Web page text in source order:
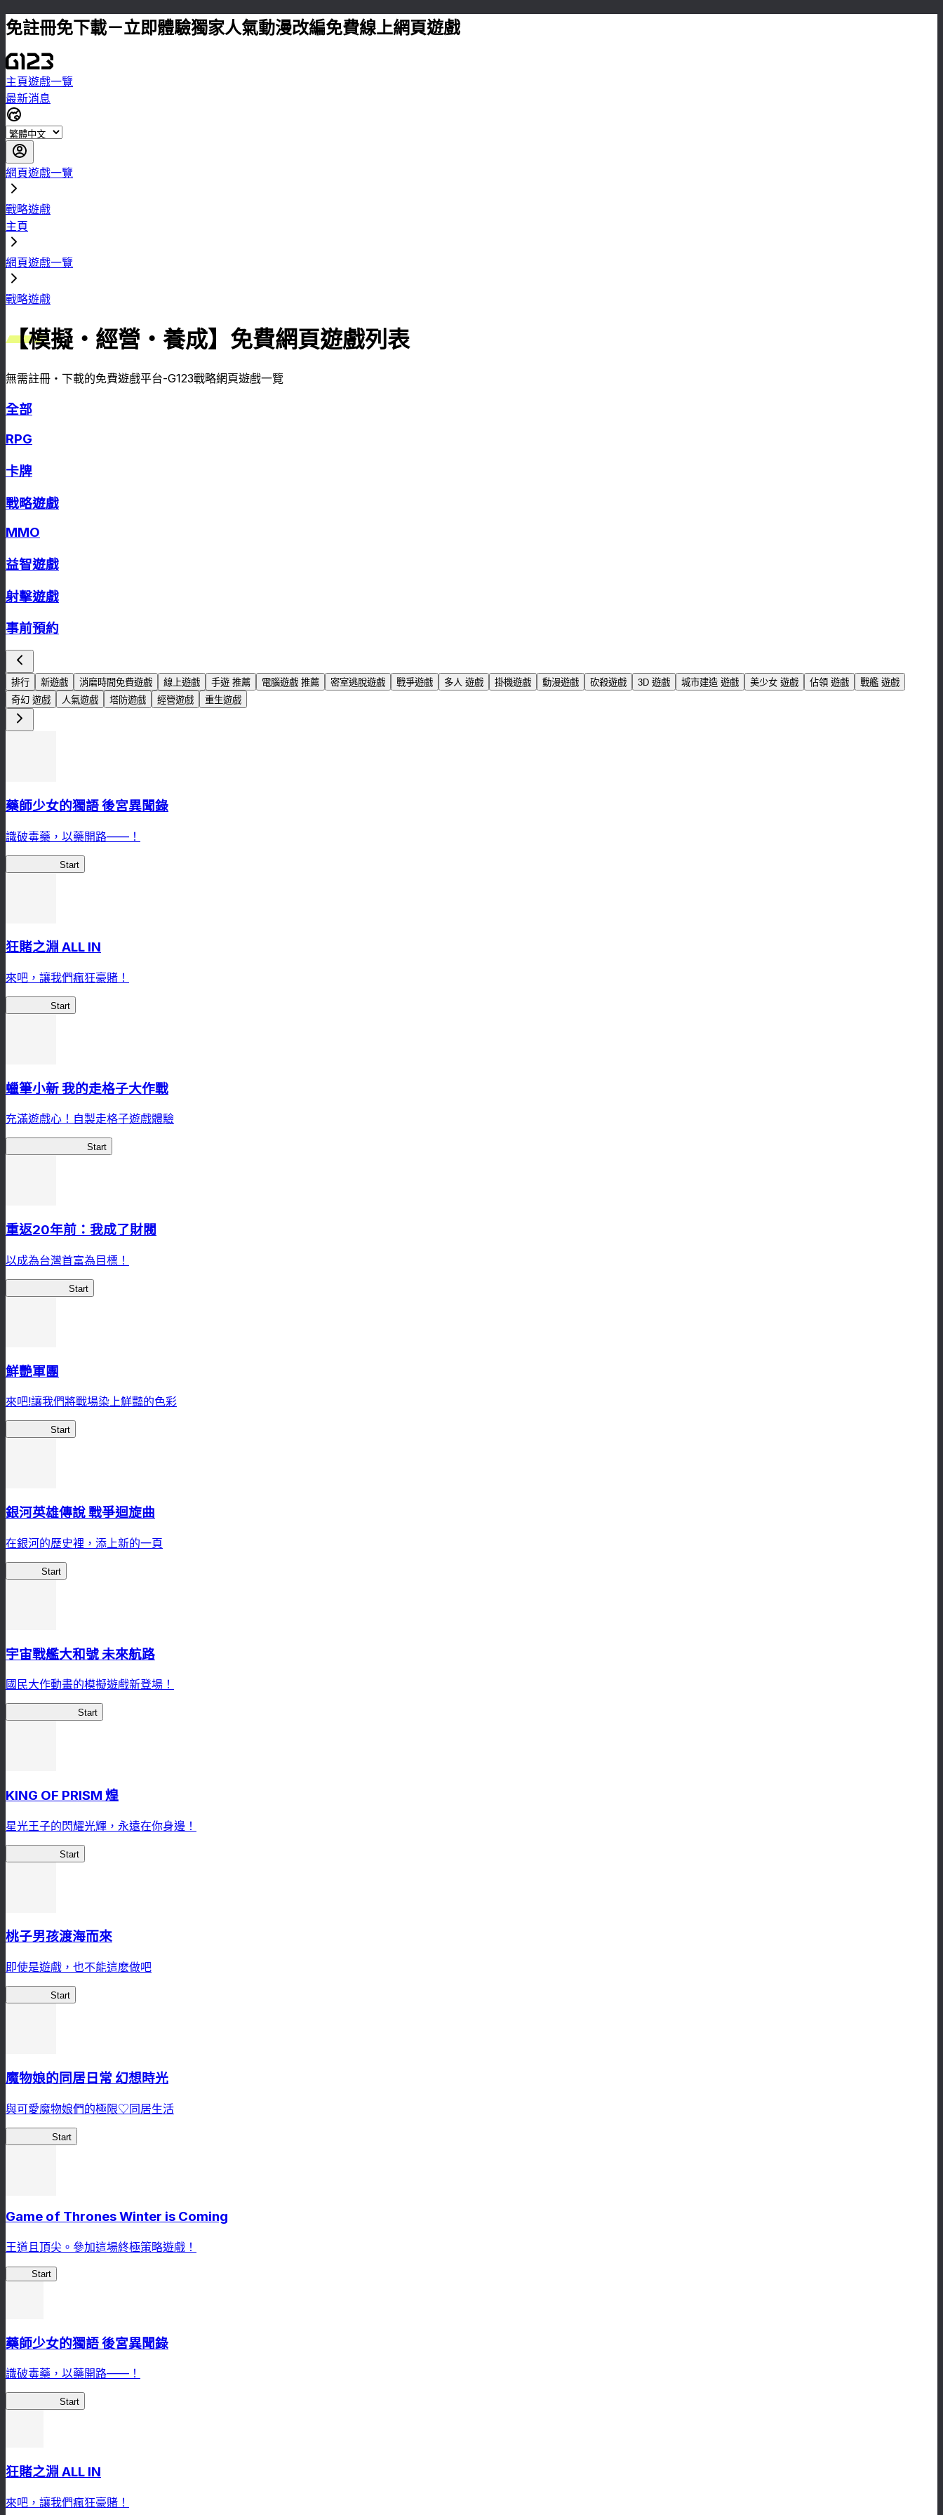
免註冊免下載－立即體驗獨家人氣動漫改編免費線上網頁遊戲
主頁遊戲一覽
最新消息
網頁遊戲一覽
戰略遊戲
主頁
網頁遊戲一覽
戰略遊戲
【模擬・經營・養成】免費網頁遊戲列表
無需註冊・下載的免費遊戲平台-G123戰略網頁遊戲一覽
全部
RPG
卡牌
戰略遊戲
MMO
益智遊戲
射擊遊戲
事前預約
排行 新遊戲 消磨時間免費遊戲 線上遊戲 手遊 推薦 電腦遊戲 推薦 密室逃脫遊戲 戰爭遊戲 多人 遊戲 掛機遊戲 動漫遊戲 砍殺遊戲 3D 遊戲 城市建造 遊戲 美少女 遊戲 佔領 遊戲
戰艦 遊戲
奇幻 遊戲
人氣遊戲 塔防遊戲 經營遊戲 重生遊戲
藥師少女的獨語 後宮異聞錄
識破毒藥，以藥開路——！
Start
狂賭之淵 ALL IN
來吧，讓我們瘋狂豪賭！
Start
蠟筆小新 我的走格子大作戰
充滿遊戲心！自製走格子遊戲體驗
Start
重返20年前：我成了財閥
以成為台灣首富為目標！
Start
鮮艷軍團
來吧!讓我們將戰場染上鮮豔的色彩
Start
銀河英雄傳說 戰爭迴旋曲
在銀河的歷史裡，添上新的一頁
Start
宇宙戰艦大和號 未來航路
國民大作動畫的模擬遊戲新登場！
Start
KING OF PRISM 煌
星光王子的閃耀光輝，永遠在你身邊！
Start
桃子男孩渡海而來
即使是遊戲，也不能這麽做吧
Start
魔物娘的同居日常 幻想時光
與可愛魔物娘們的極限♡同居生活
Start
Game of Thrones Winter is Coming
王道且頂尖。參加這場終極策略遊戲！
Start
藥師少女的獨語 後宮異聞錄
識破毒藥，以藥開路——！
Start
狂賭之淵 ALL IN
來吧，讓我們瘋狂豪賭！